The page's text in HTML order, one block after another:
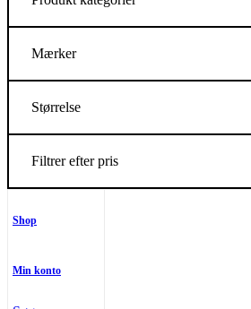
Mærker
Størrelse
Filtrer efter pris
Shop
Min konto